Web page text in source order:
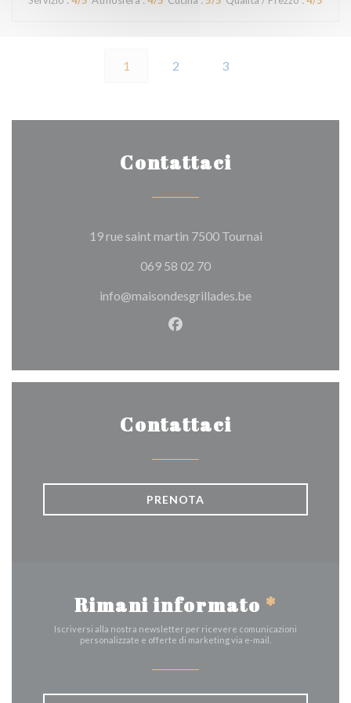
1 2 3
Contattaci
19 rue saint martin 7500 Tournai((apre una
069 58 02 70
info@maisondesgrillades.be
Facebook ((apre una nuova
Contattaci
PRENOTA
Rimani informato *
Iscriversi alla nostra newsletter per ricevere comunicazioni
personalizzate e offerte di marketing via e-mail.